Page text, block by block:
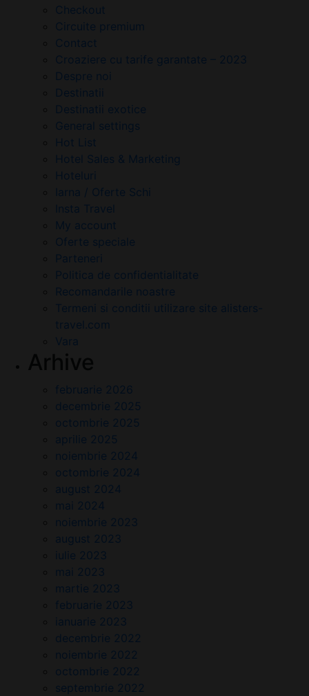
Checkout
Circuite premium
Contact
Croaziere cu tarife garantate – 2023
Despre noi
Destinatii
Destinatii exotice
General settings
Hot List
Hotel Sales & Marketing
Hoteluri
Iarna / Oferte Schi
Insta Travel
My account
Oferte speciale
Parteneri
Politica de confidentialitate
Recomandarile noastre
Termeni si conditii utilizare site alisters-
travel.com
Vara
februarie 2026
decembrie 2025
octombrie 2025
aprilie 2025
noiembrie 2024
octombrie 2024
august 2024
mai 2024
noiembrie 2023
august 2023
iulie 2023
mai 2023
martie 2023
februarie 2023
ianuarie 2023
decembrie 2022
noiembrie 2022
octombrie 2022
septembrie 2022